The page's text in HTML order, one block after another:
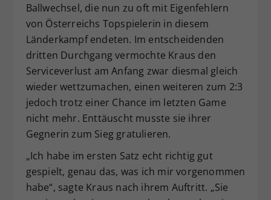
Ballwechsel, die nun zu oft mit Eigenfehlern
von Österreichs Topspielerin in diesem
Länderkampf endeten. Im entscheidenden
dritten Durchgang vermochte Kraus den
Serviceverlust am Anfang zwar diesmal gleich
wieder wettzumachen, einen weiteren zum 2:3
jedoch trotz einer Chance im letzten Game
nicht mehr. Enttäuscht musste sie ihrer
Gegnerin zum Sieg gratulieren.
„Ich habe im ersten Satz echt richtig gut
gespielt, genau das, was ich mir vorgenommen
habe“, sagte Kraus nach ihrem Auftritt. „Sie